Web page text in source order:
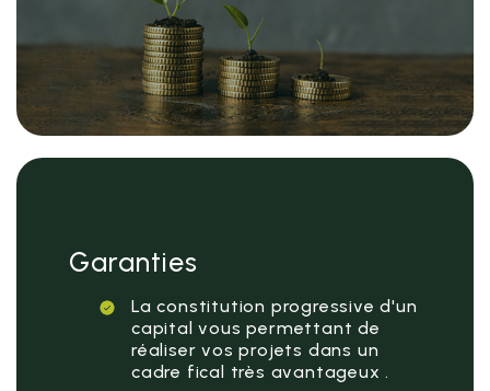
Garanties
La constitution progressive d'un
capital vous permettant de
réaliser vos projets dans un
cadre fical très avantageux .